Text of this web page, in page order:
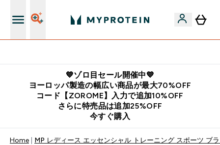
💙ゾロ目セール開催中💙
ヨーロッパ製造の幅広い商品が最大70%OFF
コード【ZOROME】入力で追加10%OFF
さらに特売品は追加25%OFF
今すぐ購入
Home MP レディース エッセンシャル トレーニング スポーツ ブ